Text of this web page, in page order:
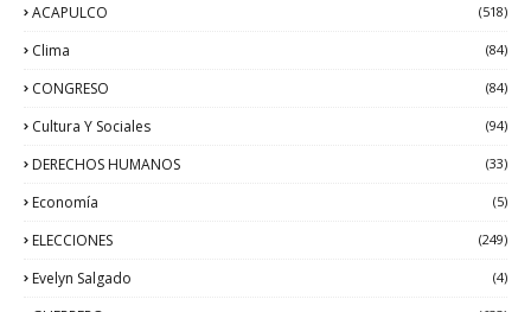
ACAPULCO (518)
Clima (84)
CONGRESO (84)
Cultura Y Sociales (94)
DERECHOS HUMANOS (33)
Economía (5)
ELECCIONES (249)
Evelyn Salgado (4)